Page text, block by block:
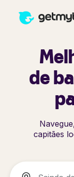
de
capitães